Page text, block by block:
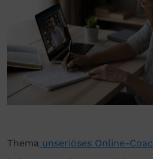
Thema unseriöses Online-